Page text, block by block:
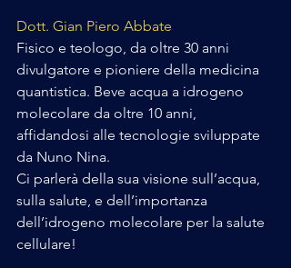
Dott. Gian Piero Abbate
Fisico e teologo, da oltre 30 anni
divulgatore e pioniere della medicina
quantistica. Beve acqua a idrogeno
molecolare da oltre 10 anni,
affidandosi alle tecnologie sviluppate
da Nuno Nina.
Ci parlerà della sua visione sull’acqua,
sulla salute, e dell’importanza
dell’idrogeno molecolare per la salute
cellulare!